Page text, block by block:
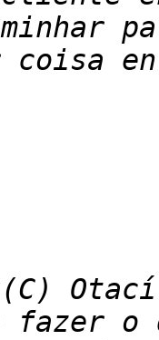
fazer o